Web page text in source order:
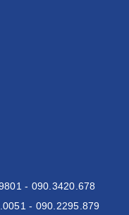
- 090.3420.678
- 090.2295.879